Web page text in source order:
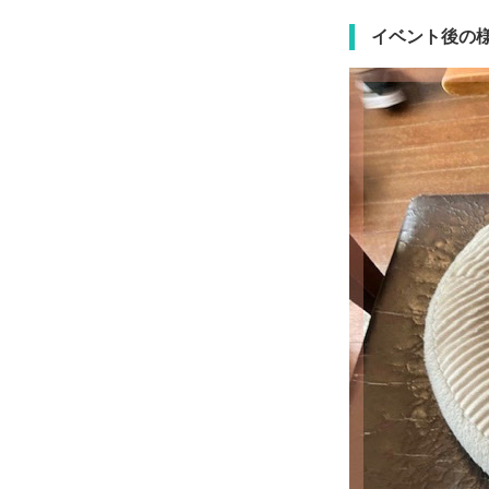
イベント後の